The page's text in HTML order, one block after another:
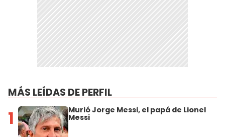
MÁS LEÍDAS DE PERFIL
1 Murió Jorge Messi, el papá de Lionel
Messi